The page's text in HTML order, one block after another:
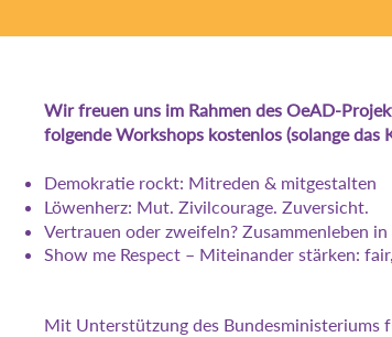
Wir freuen uns im Rahmen des OeAD-
folgende Workshops kostenlos (solange
Demokratie rockt: Mitreden & mitgestalten
Löwenherz: Mut. Zivilcourage. Zuversicht.
Vertrauen oder zweifeln? Zusammenleben
Show me Respect – Miteinander stärken:
​​​Mit Unterstützung des Bundesministeriums